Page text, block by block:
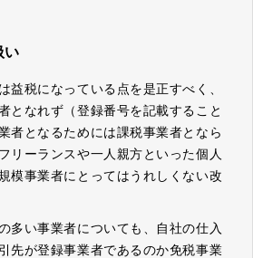
い
益税になっている点を是正すべく、
となれず（登録番号を記載すること
者となるためには課税事業者となら
リーランスや一人親方といった個人
模事業者にとってはうれしくない改
多い事業者についても、自社の仕入
先が登録事業者であるのか免税事業